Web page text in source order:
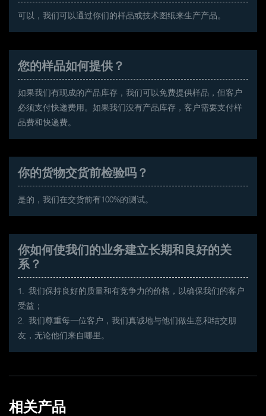
可以，我们可以通过你们的样品或技术图纸来生产产品。
您的样品如何提供？
如果我们有现成的产品库存，我们可以免费提供样品，但客户
必须支付快递费用。如果我们没有产品库存，客户需要支付样
品费和快递费。
你的货物交货前检验吗？
是的，我们在交货前有100%的测试。
你如何使我们的业务建立长期和良好的关
系？
1. 我们保持良好的质量和有竞争力的价格，以确保我们的客户
受益；
2. 我们尊重每一位客户，我们真诚地与他们做生意和结交朋
友，无论他们来自哪里。
相关产品